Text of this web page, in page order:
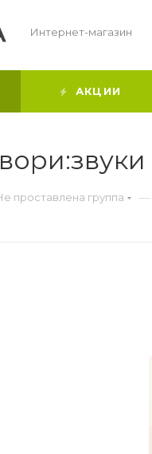
Интернет-магазин
АКЦИИ
проставлена группа —